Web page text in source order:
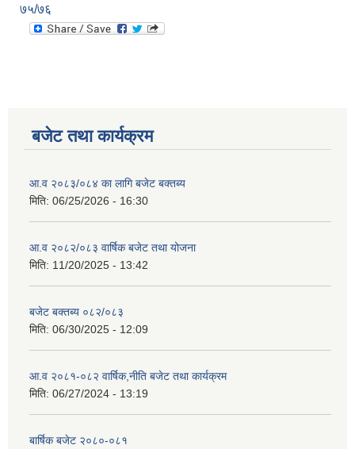
७५/७६
बजेट तथा कार्यक्रम
आ.व २०८३/०८४ का लागि बजेट बक्तब्य
मिति: 06/25/2026 - 16:30
आ.व २०८२/०८३ वार्षिक बजेट तथा योजना
मिति: 11/20/2025 - 13:42
बजेट बक्तब्य ०८२/०८३
मिति: 06/30/2025 - 12:09
आ.व २०८१-०८२ वार्षिक,नीति बजेट तथा कार्यक्रम
मिति: 06/27/2024 - 13:19
बार्षिक बजेट २०८०-०८१